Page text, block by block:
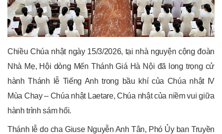
Chiều Chúa nhật ngày 15/3/2026, tại nhà nguyện cộng đoàn
Nhà Mẹ, Hội dòng Mến Thánh Giá Hà Nội đã long trọng cử
hành Thánh lễ Tiếng Anh trong bầu khí của Chúa nhật IV
Mùa Chay – Chúa nhật Laetare, Chúa nhật của niềm vui giữa
hành trình sám hối.
Thánh lễ do cha Giuse Nguyễn Anh Tân, Phó Ủy ban Truyền